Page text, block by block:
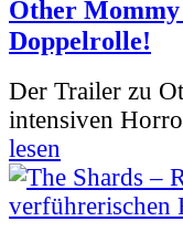
Other
Doppelrolle!
Der Trailer zu
intensiven
lesen